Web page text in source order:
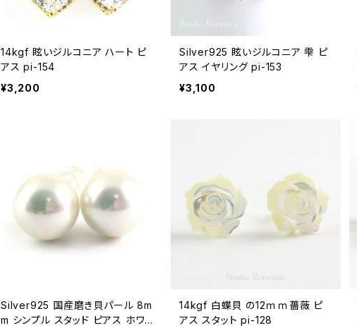
14kgf 眩いジルコニア ハート ピ
アス pi-154
¥3,200
Silver925 眩いジルコニア 雫 ピ
アス イヤリング pi-153
¥3,100
Silver925 国産磨き貝パール 8m
m シンプル スタッド ピアス ホワ
14kgf 白蝶貝 の12ｍｍ薔薇 ピ
アス スタット pi-128